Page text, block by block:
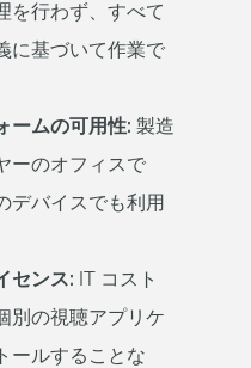
を行わず、すべて
に基づいて作業で
ームの可用性: 製造
ーのオフィスで
デバイスでも利用
センス: IT コスト
別の視聴アプリケ
ールすることな